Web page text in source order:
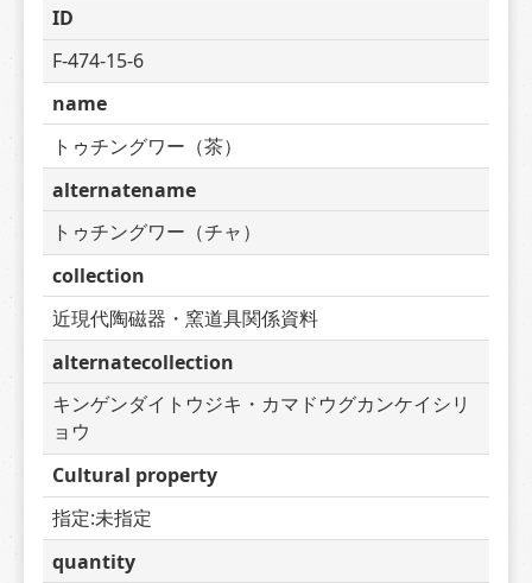
ID
F-474-15-6
name
トゥチングワー（茶）
alternatename
トゥチングワー（チャ）
collection
近現代陶磁器・窯道具関係資料
alternatecollection
キンゲンダイトウジキ・カマドウグカンケイシリ
ョウ
Cultural property
指定:未指定
quantity